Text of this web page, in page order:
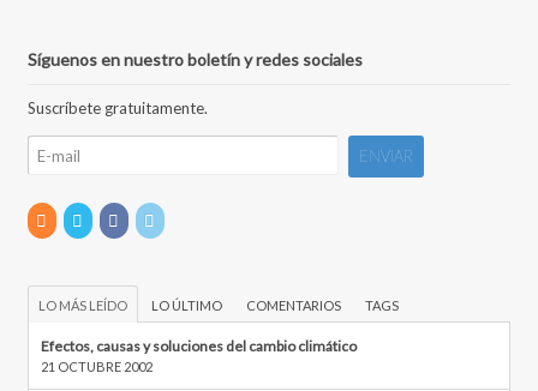
Síguenos en nuestro boletín y redes sociales
Suscríbete gratuitamente.
LO MÁS LEÍDO LO ÚLTIMO COMENTARIOS TAGS
Efectos, causas y soluciones del cambio climático
21 OCTUBRE 2002